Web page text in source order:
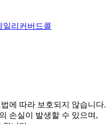
일리커버드콜
에 따라 보호되지 않습니다.
손실이 발생할 수 있으며,